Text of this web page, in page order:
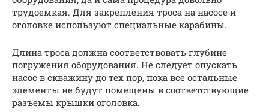
трудоемкая. Для закрепления троса на насосе и
оголовке используют специальные карабины.
Длина троса должна соответствовать глубине
погружения оборудования. Не следует опускать
насос в скважину до тех пор, пока все остальные
элементы не будут помещены в соответствующие
разъемы крышки оголовка.